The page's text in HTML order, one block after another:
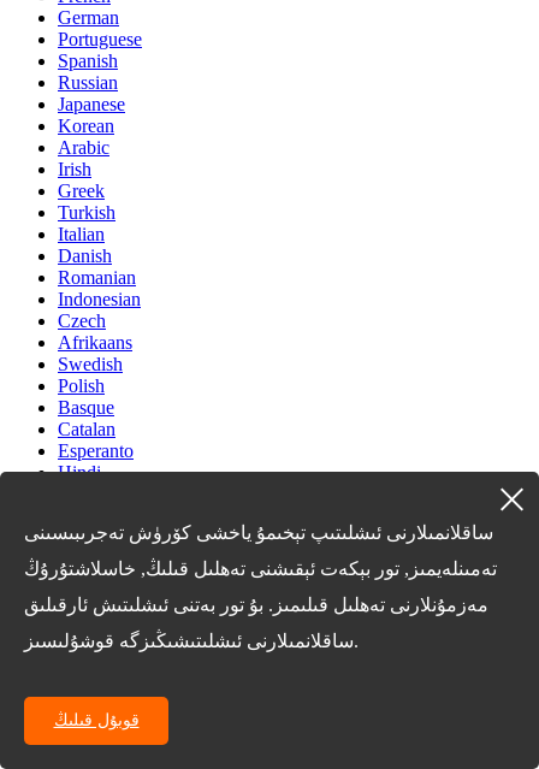
German
Portuguese
Spanish
Russian
Japanese
Korean
Arabic
Irish
Greek
Turkish
Italian
Danish
Romanian
Indonesian
Czech
Afrikaans
Swedish
Polish
Basque
Catalan
Esperanto
Hindi
Amharic
Armenian
Azerbaijani
Belarusian
Bosnian
Chichewa
Corsican
ساقلانمىلارنى ئىشلىتىپ تېخىمۇ ياخشى كۆرۈش تەجرىبىسىنى
تەمىنلەيمىز, تور بېكەت ئېقىشنى تەھلىل قىلىڭ, خاسلاشتۇرۇڭ
مەزمۇنلارنى تەھلىل قىلىمىز. بۇ تور بەتنى ئىشلىتىش ئارقىلىق
ساقلانمىلارنى ئىشلىتىشىڭىزگە قوشۇلىسىز.
قوبۇل قىلىڭ